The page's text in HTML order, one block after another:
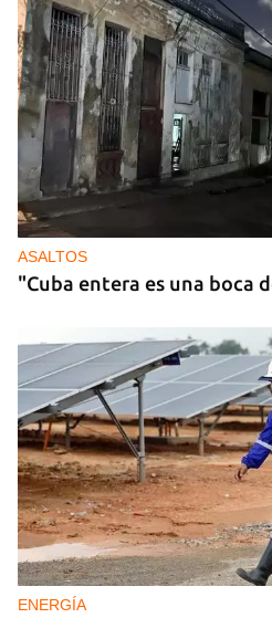
ASALTOS
"Cuba entera es una boca
ENERGÍA